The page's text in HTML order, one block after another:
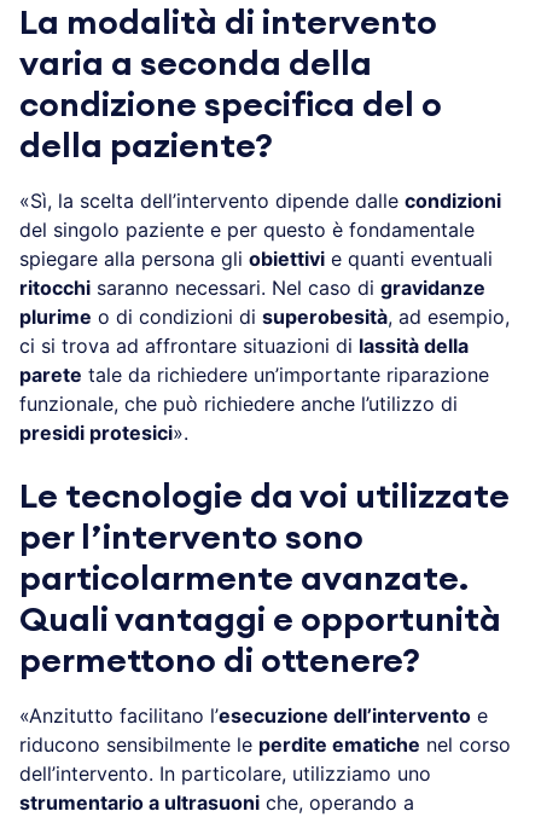
La modalità di intervento
varia a seconda della
condizione specifica del o
della paziente?
«Sì, la scelta dell’intervento dipende dalle condizioni
del singolo paziente e per questo è fondamentale
spiegare alla persona gli obiettivi e quanti eventuali
ritocchi saranno necessari. Nel caso di gravidanze
plurime o di condizioni di superobesità, ad esempio,
ci si trova ad affrontare situazioni di lassità della
parete tale da richiedere un’importante riparazione
funzionale, che può richiedere anche l’utilizzo di
presidi protesici».
Le tecnologie da voi utilizzate
per l’intervento sono
particolarmente avanzate.
Quali vantaggi e opportunità
permettono di ottenere?
«Anzitutto facilitano l’esecuzione dell’intervento e
riducono sensibilmente le perdite ematiche nel corso
dell’intervento. In particolare, utilizziamo uno
strumentario a ultrasuoni che, operando a